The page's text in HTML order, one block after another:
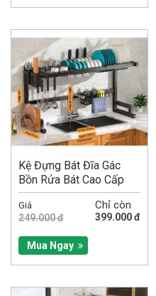
Kệ Đựng Bát Đĩa Gác
Bồn Rửa Bát Cao Cấp
Đa...
Giá
249.000 đ
Chỉ còn
399.000 đ
Mua Ngay